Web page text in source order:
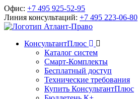
Офис: +7 495 925-52-95
Линия консультаций: +7 495 223-06-80
КонсультантПлюс
Каталог систем
Смарт-Комплекты
Бесплатный доступ
Технические требования
Купить КонсультантПлюс